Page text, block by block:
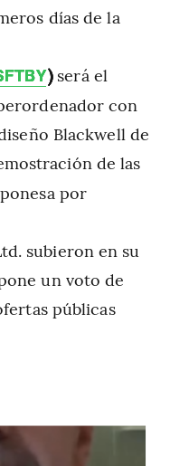
días de la
)será el
con
Blackwell de
de las
por
subieron en su
un voto de
públicas